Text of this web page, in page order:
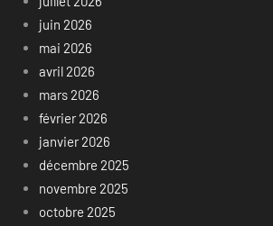
juin 2026
mai 2026
avril 2026
mars 2026
février 2026
janvier 2026
décembre 2025
novembre 2025
octobre 2025